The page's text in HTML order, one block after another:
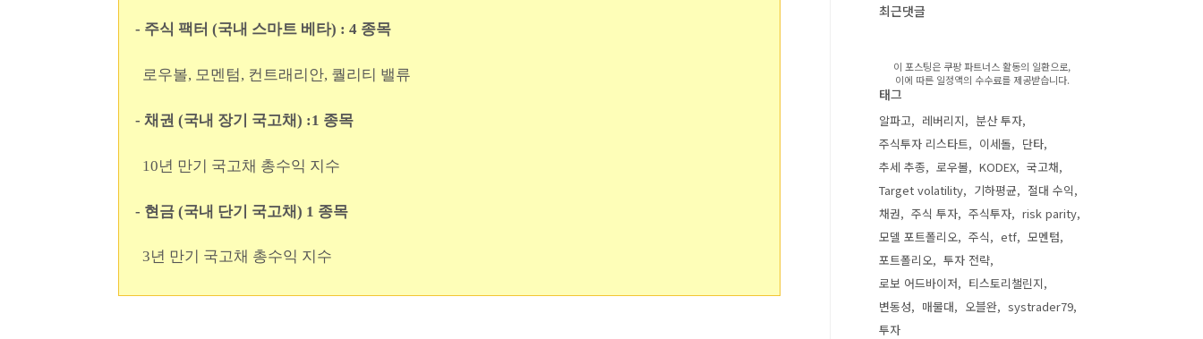
- 주식 팩터 (국내 스마트 베타) : 4 종목
로우볼, 모멘텀, 컨트래리안, 퀄리티 밸류
- 채권 (국내 장기 국고채) :1 종목
10년 만기 국고채 총수익 지수
- 현금 (국내 단기 국고채) 1 종목
3년 만기 국고채 총수익 지수
최근댓글
이 포스팅은 쿠팡 파트너스 활동의 일환으로,
이에 따른 일정액의 수수료를 제공받습니다.
태그
알파고 레버리지
분산 투자
주식투자 리스타트
이세돌
단타
추세 추종
로우볼 KODEX
국고채
Target volatility
기하평균
절대 수익
채권
주식 투자 주식투자
risk parity
모델 포트폴리오
주식 etf
모멘텀
포트폴리오
투자 전략
로보 어드바이저
티스토리챌린지
변동성
매물대 오블완
systrader79
투자